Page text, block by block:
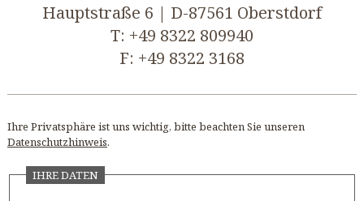
Hauptstraße 6 | D-87561 Oberstdorf
T: +49 8322 809940
F: +49 8322 3168
Ihre Privatsphäre ist uns wichtig, bitte beachten Sie unseren
Datenschutzhinweis.
IHRE DATEN